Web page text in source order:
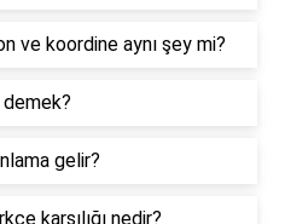
ve koordine aynı şey mi?
gelir?
karşılığı nedir?